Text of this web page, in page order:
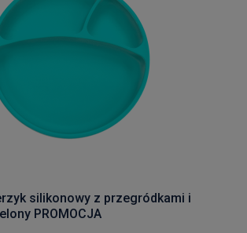
silikonowy z przegródkami i
PROMOCJA